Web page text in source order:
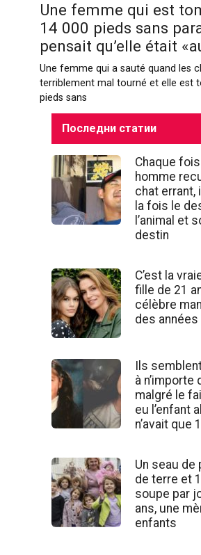
Une femme qui est
14 000 pieds sans
pensait qu’elle était
Une femme qui a sauté quand les
terriblement mal tourné et elle est
pieds sans
Последни статии
Chaque fois
homme
chat errant,
la fois le
l’animal et
destin
C’est la
fille de 21
célèbre
des années
Ils
à n’importe
malgré le
eu l’enfant
n’avait que
Un seau de
de terre et
soupe par
ans, une
enfants